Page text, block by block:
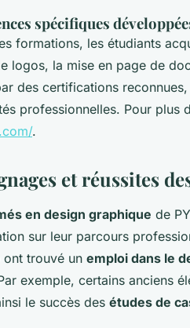
spécifiques
formations, les étudiants
logos, la mise en page de
des certifications
professionnelles. Pour plus
.
et réussites
en design graphique de
sur leur parcours
ont trouvé un emploi dans le
exemple, certains anciens
le succès des études de